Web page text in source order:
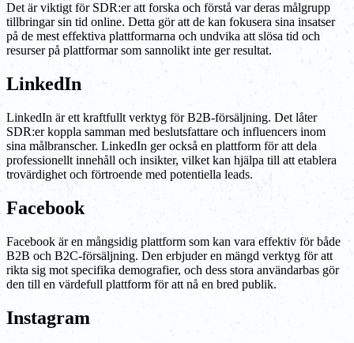
Det är viktigt för SDR:er att forska och förstå var deras målgrupp
tillbringar sin tid online. Detta gör att de kan fokusera sina insatser
på de mest effektiva plattformarna och undvika att slösa tid och
resurser på plattformar som sannolikt inte ger resultat.
LinkedIn
LinkedIn är ett kraftfullt verktyg för B2B-försäljning. Det låter
SDR:er koppla samman med beslutsfattare och influencers inom
sina målbranscher. LinkedIn ger också en plattform för att dela
professionellt innehåll och insikter, vilket kan hjälpa till att etablera
trovärdighet och förtroende med potentiella leads.
Facebook
Facebook är en mångsidig plattform som kan vara effektiv för både
B2B och B2C-försäljning. Den erbjuder en mängd verktyg för att
rikta sig mot specifika demografier, och dess stora användarbas gör
den till en värdefull plattform för att nå en bred publik.
Instagram